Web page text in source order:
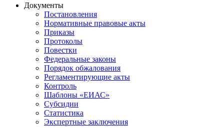
Документы
Постановления
Нормативные правовые акты
Приказы
Протоколы
Повестки
Федеральные законы
Порядок обжалования
Регламентирующие акты
Контроль
Шаблоны «ЕИАС»
Субсидии
Статистика
Экспертные заключения